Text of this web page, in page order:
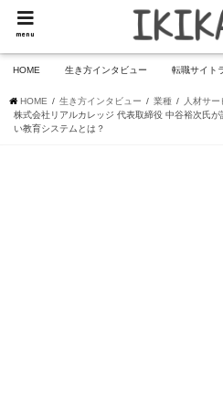
menu
HOME 生き方インタビュー 転職サイト
HOME 生き方インタビュー 業種
人材サー
株式会社リアルカレッジ 代表取締役 中谷裕次氏
い教育システムとは？